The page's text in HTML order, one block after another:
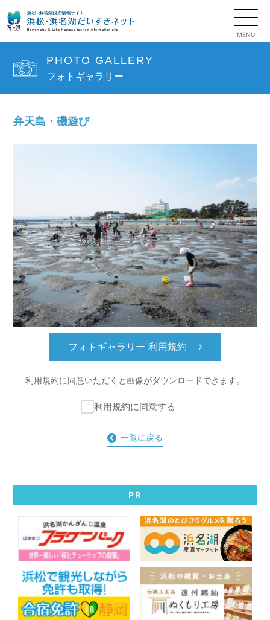
PHOTO GALLERY
フォトギャラリー
弁天島・磯遊び
フォトギャラリー 利用規約
利用規約に同意いただくと画像がダウンロードできます。
利用規約に同意する
一覧に戻る
PR